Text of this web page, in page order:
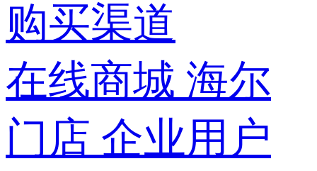
购买渠道
在线商城 海尔
门店 企业用户